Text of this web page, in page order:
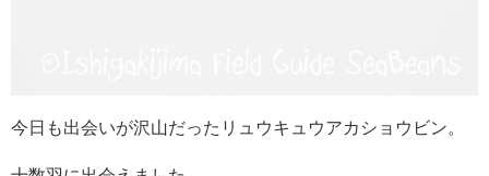
今日も出会いが沢山だったリュウキュウアカショウビン。